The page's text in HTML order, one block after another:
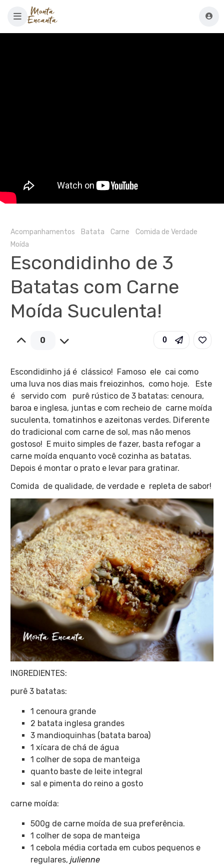
Acompanhamentos Batata Carne
Comida de Verdade
Moída
Escondidinho de 3
Batatas com Carne
Moída Suculenta!
0 0
Escondidinho já é clássico! Famoso ele cai como
uma luva nos dias mais freiozinhos, como hoje. Este
é servido com purê rústico de 3 batatas: cenoura,
baroa e inglesa, juntas e com recheio de carne moída
suculenta, tomatinhos e azeitonas verdes. Diferente
do tradicional com carne de sol, mas não menos
gostoso! E muito simples de fazer, basta refogar a
carne moída enquanto você cozinha as batatas.
Depois é montar o prato e levar para gratinar.
Comida de qualidade, de verdade e repleta de sabor!
INGREDIENTES:
purê 3 batatas:
1 cenoura grande
2 batata inglesa grandes
3 mandioquinhas (batata baroa)
1 xícara de chá de água
1 colher de sopa de manteiga
quanto baste de leite integral
sal e pimenta do reino a gosto
carne moída:
500g de carne moída de sua preferência.
1 colher de sopa de manteiga
1 cebola média cortada em cubos pequenos e
regulares, julienne